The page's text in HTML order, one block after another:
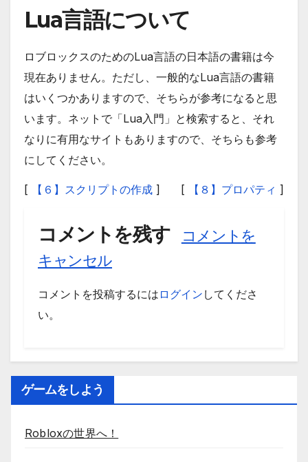
Lua言語について
ロブロックスのためのLua言語の日本語の書籍は今
現在ありません。ただし、一般的なLua言語の書籍
はいくつかありますので、そちらが参考になると思
います。ネットで「Lua入門」と検索すると、それ
なりに有用なサイトもありますので、そちらも参考
にしてください。
[ 【６】スクリプトの作成 ] [ 【８】プロパティ ]
コメントを残す
コメントを
キャンセル
コメントを投稿するには ログイン してくださ
い。
ゲームをしよう
Robloxの世界へ！